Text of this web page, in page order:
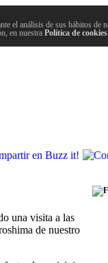
el análisis de sus hábitos de
en nuestra Política de cookies
una visita a las
de nuestro